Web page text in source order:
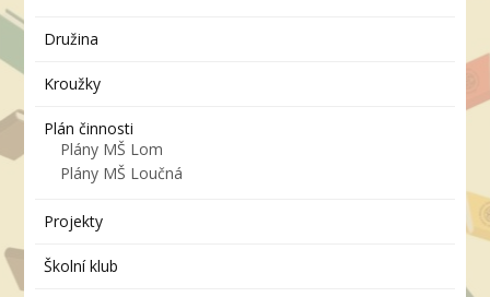
Družina
Kroužky
Plán činnosti
Plány MŠ Lom
Plány MŠ Loučná
Projekty
Školní klub